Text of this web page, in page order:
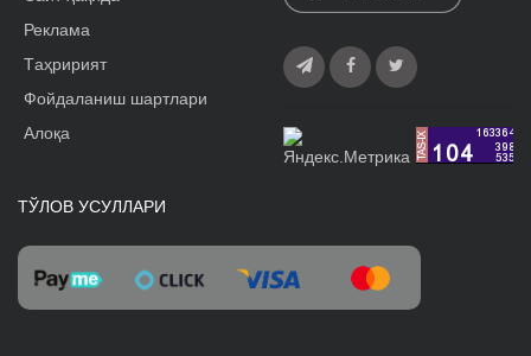
Реклама
Tаҳририят
Фойдаланиш шартлари
Алоқа
ТЎЛОВ УСУЛЛАРИ